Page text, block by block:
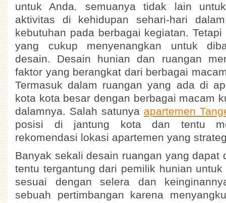
untuk Anda. semuanya tidak lain
aktivitas di kehidupan sehari-hari
kebutuhan pada berbagai kegiatan.
yang cukup menyenangkan untuk
desain. Desain hunian dan ruangan
faktor yang berangkat dari berbagai
Termasuk dalam ruangan yang ada di
kota kota besar dengan berbagai macam
dalamnya. Salah satunya apartemen
posisi di jantung kota dan tentu
rekomendasi lokasi apartemen yang
Banyak sekali desain ruangan yang dapat
tentu tergantung dari pemilik hunian
sesuai dengan selera dan
sebuah pertimbangan karena